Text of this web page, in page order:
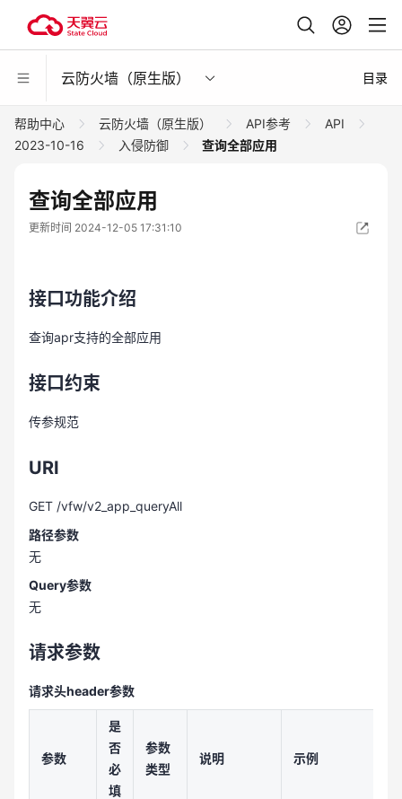
云防火墙（原生版） 目录
帮助中心 云防火墙（原生版） API参考
API
2023-10-16
入侵防御 查询全部应用
查询全部应用
更新时间 2024-12-05 17:31:10
接口功能介绍
查询apr支持的全部应用
接口约束
传参规范
URI
GET /vfw/v2_app_queryAll
路径参数
无
Query参数
无
请求参数
请求头header参数
参数
是
否
必
填
参数
类型
说明 示例